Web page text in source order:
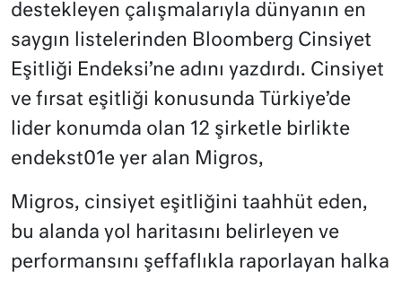
destekleyen çalışmalarıyla dünyanın en
saygın listelerinden Bloomberg Cinsiyet
Eşitliği Endeksi’ne adını yazdırdı. Cinsiyet
ve fırsat eşitliği konusunda Türkiye’de
lider konumda olan 12 şirketle birlikte
endekst01e yer alan Migros,
Migros, cinsiyet eşitliğini taahhüt eden,
bu alanda yol haritasını belirleyen ve
performansını şeffaflıkla raporlayan halka